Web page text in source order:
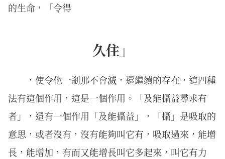
的生命，「令得
久住」
，使令他一剎那不會滅，還繼續的存在，這四種
法有這個作用，這是一個作用。「及能攝益尋求有
者」，還有一個作用「及能攝益」，「攝」是吸取的
意思，或者沒有，沒有能夠叫它有，吸取過來，能增
長，能增加，有而又能增長叫它多起來，叫它有力